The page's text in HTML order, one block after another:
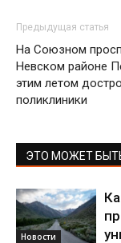
Предыдущая статья
На Союзном
Невском районе
этим летом
поликлиники
ЭТО МОЖЕТ
Новости